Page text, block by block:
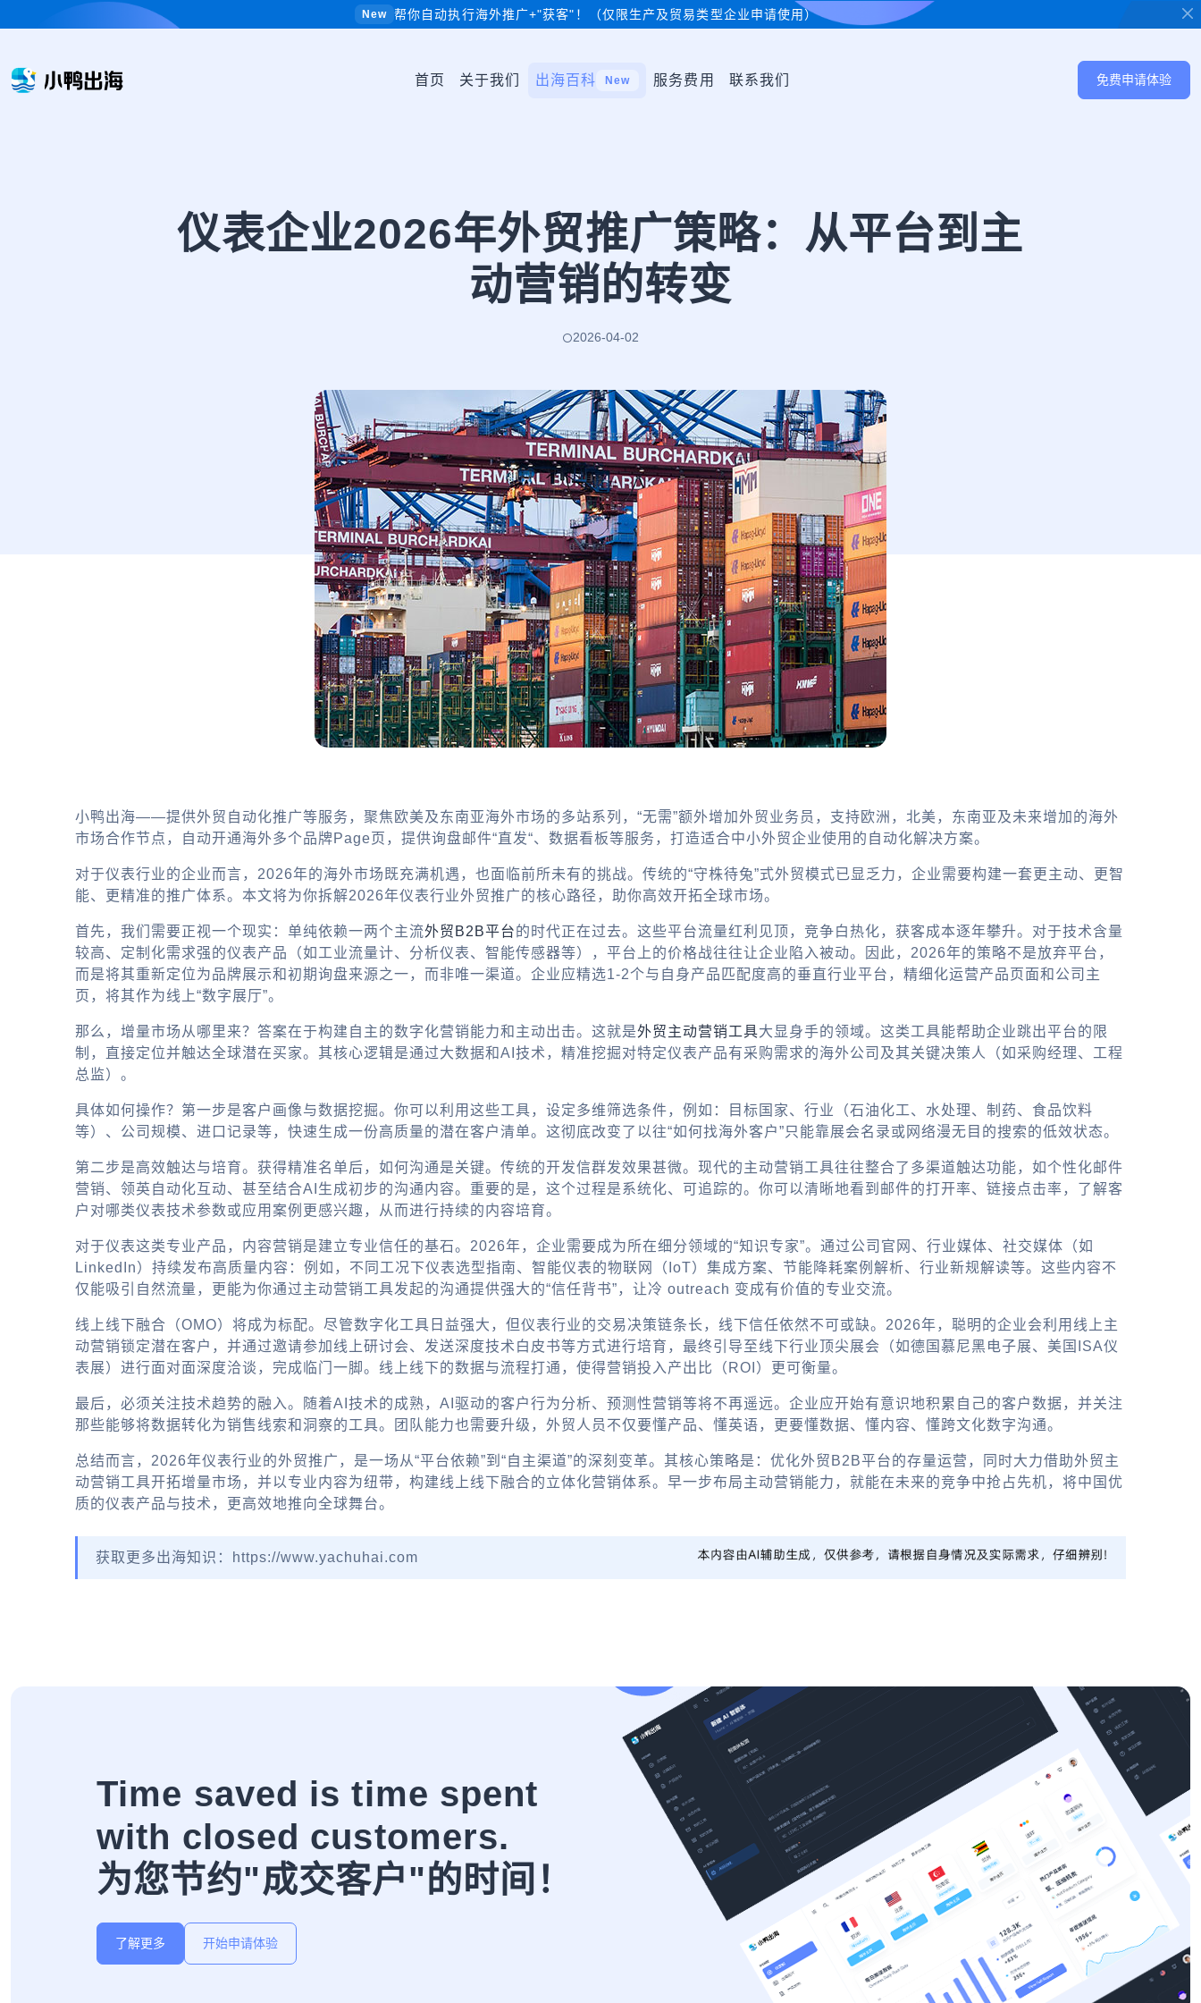
New 帮你自动执行海外推广+"获客"！（仅限生产及贸易类型企业申请使用）
首页 关于我们 出海百科 New 服务费用 联系我们 免费申请体验
仪表企业2026年外贸推广策略：从平台到主
动营销的转变
2026-04-02
小鸭出海——提供外贸自动化推广等服务，聚焦欧美及东南亚海外市场的多站系列，“无需”额外增加外贸业务员，支持欧洲，北美，东南亚及未来增加的海外
市场合作节点，自动开通海外多个品牌Page页，提供询盘邮件“直发“、数据看板等服务，打造适合中小外贸企业使用的自动化解决方案。
对于仪表行业的企业而言，2026年的海外市场既充满机遇，也面临前所未有的挑战。传统的“守株待兔”式外贸模式已显乏力，企业需要构建一套更主动、更智
能、更精准的推广体系。本文将为你拆解2026年仪表行业外贸推广的核心路径，助你高效开拓全球市场。
首先，我们需要正视一个现实：单纯依赖一两个主流外贸B2B平台的时代正在过去。这些平台流量红利见顶，竞争白热化，获客成本逐年攀升。对于技术含量
较高、定制化需求强的仪表产品（如工业流量计、分析仪表、智能传感器等），平台上的价格战往往让企业陷入被动。因此，2026年的策略不是放弃平台，
而是将其重新定位为品牌展示和初期询盘来源之一，而非唯一渠道。企业应精选1-2个与自身产品匹配度高的垂直行业平台，精细化运营产品页面和公司主
页，将其作为线上“数字展厅”。
那么，增量市场从哪里来？答案在于构建自主的数字化营销能力和主动出击。这就是外贸主动营销工具大显身手的领域。这类工具能帮助企业跳出平台的限
制，直接定位并触达全球潜在买家。其核心逻辑是通过大数据和AI技术，精准挖掘对特定仪表产品有采购需求的海外公司及其关键决策人（如采购经理、工程
总监）。
具体如何操作？第一步是客户画像与数据挖掘。你可以利用这些工具，设定多维筛选条件，例如：目标国家、行业（石油化工、水处理、制药、食品饮料
等）、公司规模、进口记录等，快速生成一份高质量的潜在客户清单。这彻底改变了以往“如何找海外客户”只能靠展会名录或网络漫无目的搜索的低效状态。
第二步是高效触达与培育。获得精准名单后，如何沟通是关键。传统的开发信群发效果甚微。现代的主动营销工具往往整合了多渠道触达功能，如个性化邮件
营销、领英自动化互动、甚至结合AI生成初步的沟通内容。重要的是，这个过程是系统化、可追踪的。你可以清晰地看到邮件的打开率、链接点击率，了解客
户对哪类仪表技术参数或应用案例更感兴趣，从而进行持续的内容培育。
对于仪表这类专业产品，内容营销是建立专业信任的基石。2026年，企业需要成为所在细分领域的“知识专家”。通过公司官网、行业媒体、社交媒体（如
LinkedIn）持续发布高质量内容：例如，不同工况下仪表选型指南、智能仪表的物联网（IoT）集成方案、节能降耗案例解析、行业新规解读等。这些内容不
仅能吸引自然流量，更能为你通过主动营销工具发起的沟通提供强大的“信任背书”，让冷 outreach 变成有价值的专业交流。
线上线下融合（OMO）将成为标配。尽管数字化工具日益强大，但仪表行业的交易决策链条长，线下信任依然不可或缺。2026年，聪明的企业会利用线上主
动营销锁定潜在客户，并通过邀请参加线上研讨会、发送深度技术白皮书等方式进行培育，最终引导至线下行业顶尖展会（如德国慕尼黑电子展、美国ISA仪
表展）进行面对面深度洽谈，完成临门一脚。线上线下的数据与流程打通，使得营销投入产出比（ROI）更可衡量。
最后，必须关注技术趋势的融入。随着AI技术的成熟，AI驱动的客户行为分析、预测性营销等将不再遥远。企业应开始有意识地积累自己的客户数据，并关注
那些能够将数据转化为销售线索和洞察的工具。团队能力也需要升级，外贸人员不仅要懂产品、懂英语，更要懂数据、懂内容、懂跨文化数字沟通。
总结而言，2026年仪表行业的外贸推广，是一场从“平台依赖”到“自主渠道”的深刻变革。其核心策略是：优化外贸B2B平台的存量运营，同时大力借助外贸主
动营销工具开拓增量市场，并以专业内容为纽带，构建线上线下融合的立体化营销体系。早一步布局主动营销能力，就能在未来的竞争中抢占先机，将中国优
质的仪表产品与技术，更高效地推向全球舞台。
获取更多出海知识：https://www.yachuhai.com
Time saved is time spent
with closed customers.
为您节约"成交客户"的时间！
了解更多 开始申请体验